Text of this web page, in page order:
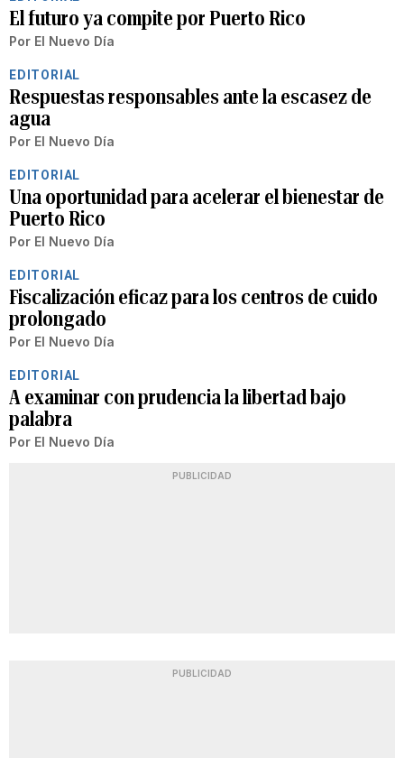
El futuro ya compite por Puerto Rico
Por El Nuevo Día
EDITORIAL
Respuestas responsables ante la escasez de
agua
Por El Nuevo Día
EDITORIAL
Una oportunidad para acelerar el bienestar de
Puerto Rico
Por El Nuevo Día
EDITORIAL
Fiscalización eficaz para los centros de cuido
prolongado
Por El Nuevo Día
EDITORIAL
A examinar con prudencia la libertad bajo
palabra
Por El Nuevo Día
PUBLICIDAD
PUBLICIDAD